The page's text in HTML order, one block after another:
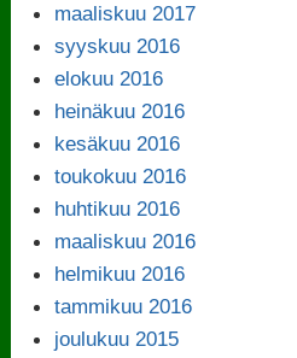
maaliskuu 2017
syyskuu 2016
elokuu 2016
heinäkuu 2016
kesäkuu 2016
toukokuu 2016
huhtikuu 2016
maaliskuu 2016
helmikuu 2016
tammikuu 2016
joulukuu 2015